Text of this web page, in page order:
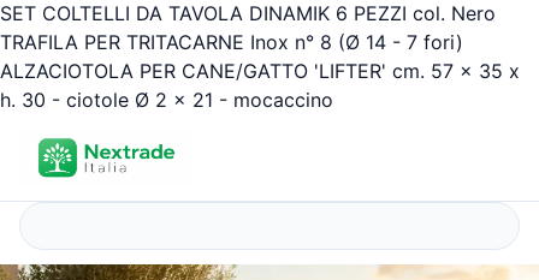
SET COLTELLI DA TAVOLA DINAMIK 6 PEZZI col. Nero
TRAFILA PER TRITACARNE Inox n° 8 (Ø 14 - 7 fori)
ALZACIOTOLA PER CANE/GATTO 'LIFTER' cm. 57 x 35 x
h. 30 - ciotole Ø 2 x 21 - mocaccino